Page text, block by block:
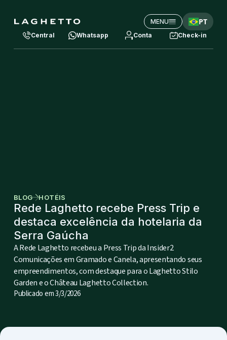
MENU PT
Central Whatsapp Conta Check-in
BLOG HOTÉIS
Rede Laghetto recebe Press Trip e
destaca excelência da hotelaria da
Serra Gaúcha
A Rede Laghetto recebeu a Press Trip da Insider2
Comunicações em Gramado e Canela, apresentando seus
empreendimentos, com destaque para o Laghetto Stilo
Garden e o Château Laghetto Collection.
Publicado em3/3/2026